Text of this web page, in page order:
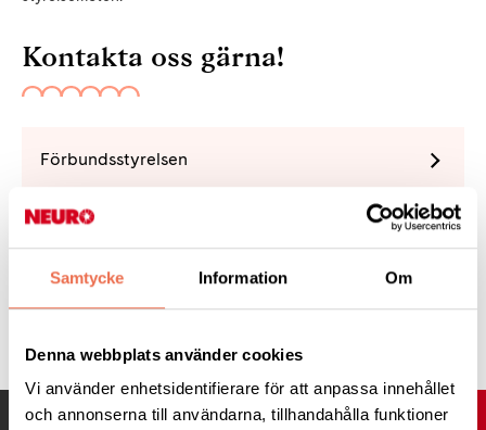
Samtycke Information Om
Denna webbplats använder cookies
Vi använder enhetsidentifierare för att anpassa innehållet
och annonserna till användarna, tillhandahålla funktioner
Kontakta oss gärna!
Förbundsstyrelsen
Tipsa
UPP